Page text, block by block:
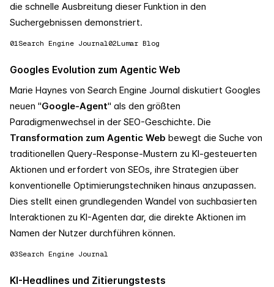
die schnelle Ausbreitung dieser Funktion in den
Suchergebnissen demonstriert.
01Search Engine Journal02Lumar Blog
Googles Evolution zum Agentic Web
Marie Haynes von Search Engine Journal diskutiert Googles
neuen "Google-Agent" als den größten
Paradigmenwechsel in der SEO-Geschichte. Die
Transformation zum Agentic Web bewegt die Suche von
traditionellen Query-Response-Mustern zu KI-gesteuerten
Aktionen und erfordert von SEOs, ihre Strategien über
konventionelle Optimierungstechniken hinaus anzupassen.
Dies stellt einen grundlegenden Wandel von suchbasierten
Interaktionen zu KI-Agenten dar, die direkte Aktionen im
Namen der Nutzer durchführen können.
03Search Engine Journal
KI-Headlines und Zitierungstests